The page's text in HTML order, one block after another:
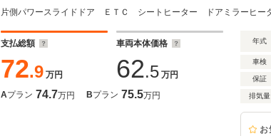
ステ パワーウインドウ
片側パワースライドドア ＥＴＣ シートヒーター ドアミラーヒー
支払総額
72.9 万円
車両本体価格
62.5 万円
Aプラン 74.7万円 Bプラン 75.5万円
年式
車検
保証
排気量
お